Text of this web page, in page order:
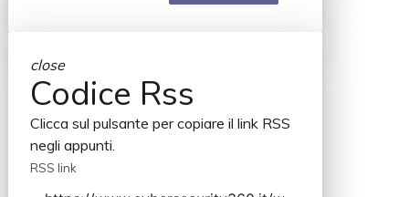
close
Codice Rss
Clicca sul pulsante per copiare il link RSS
negli appunti.
RSS link